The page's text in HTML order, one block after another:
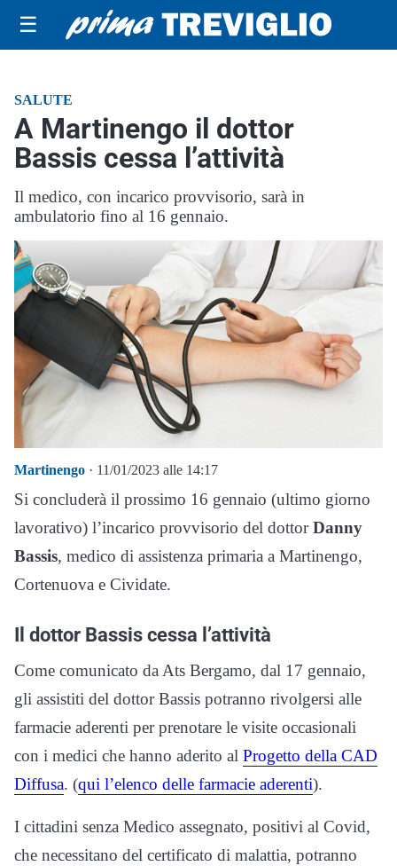
☰
SALUTE
A Martinengo il dottor
Bassis cessa l’attività
Il medico, con incarico provvisorio, sarà in
ambulatorio fino al 16 gennaio.
Martinengo · 11/01/2023 alle 14:17
Si concluderà il prossimo 16 gennaio (ultimo giorno
lavorativo) l’incarico provvisorio del dottorDanny
Bassis, medico di assistenza primaria a Martinengo,
Cortenuova e Cividate.
Il dottor Bassis cessa l’attività
Come comunicato da Ats Bergamo, dal 17 gennaio,
gli assistiti del dottor Bassis potranno rivolgersi alle
farmacie aderenti per prenotare le visite occasionali
con i medici che hanno aderito al Progetto della CAD
Diffusa. (qui l’elenco delle farmacie aderenti).
I cittadini senza Medico assegnato, positivi al Covid,
che necessitano del certificato di malattia, potranno